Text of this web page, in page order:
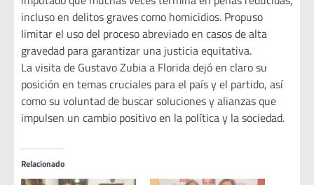
incluso en delitos graves como homicidios. Propuso
limitar el uso del proceso abreviado en casos de alta
gravedad para garantizar una justicia equitativa.
La visita de Gustavo Zubia a Florida dejó en claro su
posición en temas cruciales para el país y el partido, así
como su voluntad de buscar soluciones y alianzas que
impulsen un cambio positivo en la política y la sociedad.
Relacionado